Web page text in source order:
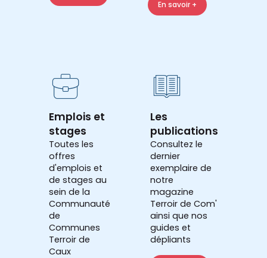
En savoir +
Emplois et
stages
Toutes les
offres
d'emplois et
de stages au
sein de la
Communauté
de
Communes
Terroir de
Caux
Les
publications
Consultez le
dernier
exemplaire de
notre
magazine
Terroir de Com'
ainsi que nos
guides et
dépliants